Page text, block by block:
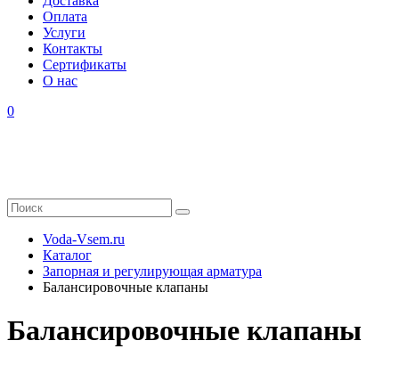
Оплата
Услуги
Контакты
Cертификаты
О нас
0
Voda-Vsem.ru
Каталог
Запорная и регулирующая арматура
Балансировочные клапаны
Балансировочные клапаны